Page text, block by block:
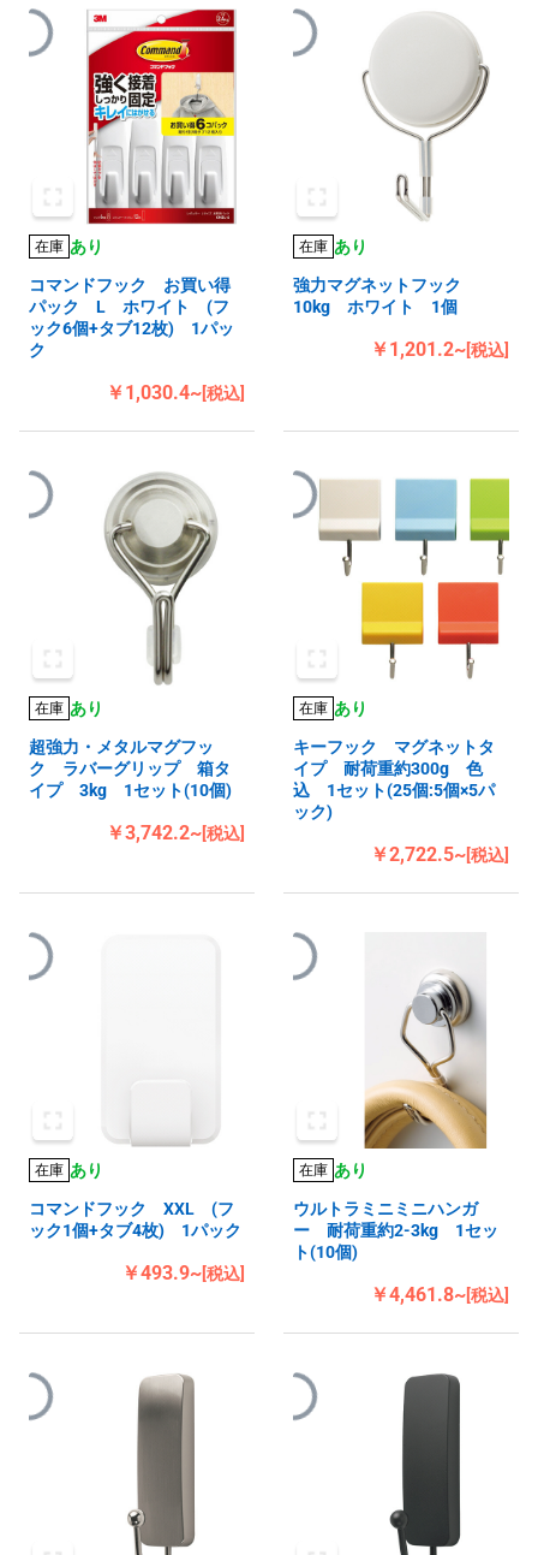
在庫 あり
コマンドフック お買い得
パック L ホワイト (フ
ック6個+タブ12枚) 1パッ
ク
￥1,030.4~[税込]
在庫 あり
強力マグネットフック
10kg ホワイト 1個
￥1,201.2~[税込]
在庫 あり
超強力・メタルマグフッ
ク ラバーグリップ 箱タ
イプ 3kg 1セット(10個)
￥3,742.2~[税込]
在庫 あり
キーフック マグネットタ
イプ 耐荷重約300g 色
込 1セット(25個:5個×5パ
ック)
￥2,722.5~[税込]
在庫 あり
コマンドフック XXL (フ
ック1個+タブ4枚) 1パック
￥493.9~[税込]
在庫 あり
ウルトラミニミニハンガ
ー 耐荷重約2-3kg 1セッ
ト(10個)
￥4,461.8~[税込]